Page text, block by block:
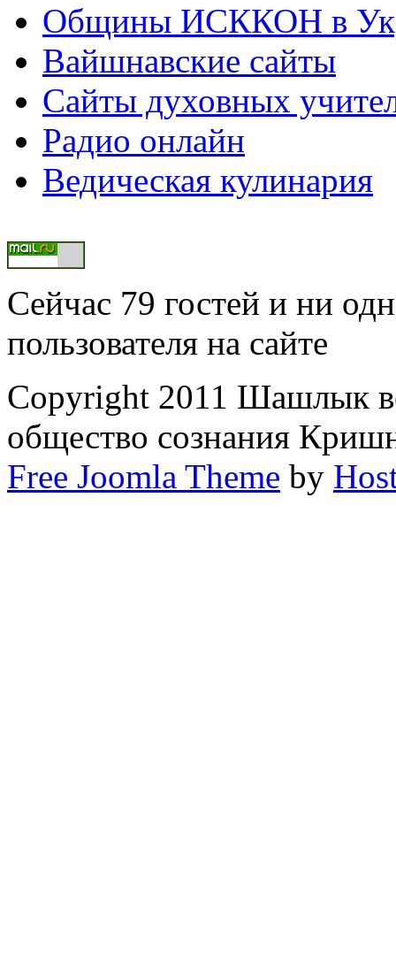
Общины ИСККОН в
Вайшнавские сайты
Сайты духовных
Радио онлайн
Ведическая кулинария
Сейчас 79 гостей и ни
пользователя на сайте
Copyright 2011 Шашлык
общество сознания
Free Joomla Theme by